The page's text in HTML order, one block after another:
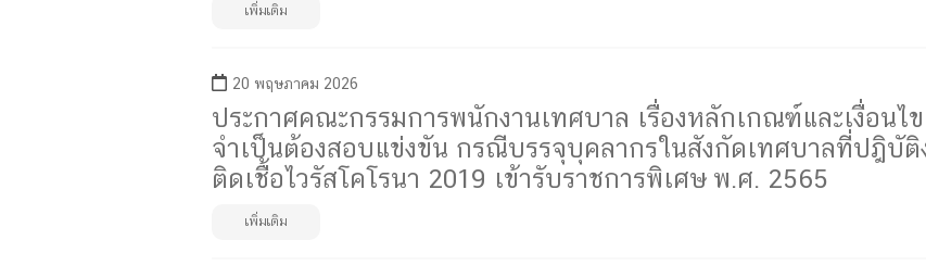
เพิ่มเติม
20 พฤษภาคม 2026
ประกาศคณะกรรมการพนักงานเทศบาล เรื่องหลักเกณฑ์และเงื่อน
จำเป็นต้องสอบแข่งขัน กรณีบรรจุบุคลากรในสังกัดเทศบาลที่ปฎิบัติ
ติดเชื้อไวรัสโคโรนา 2019 เข้ารับราชการพิเศษ พ.ศ. 2565
เพิ่มเติม